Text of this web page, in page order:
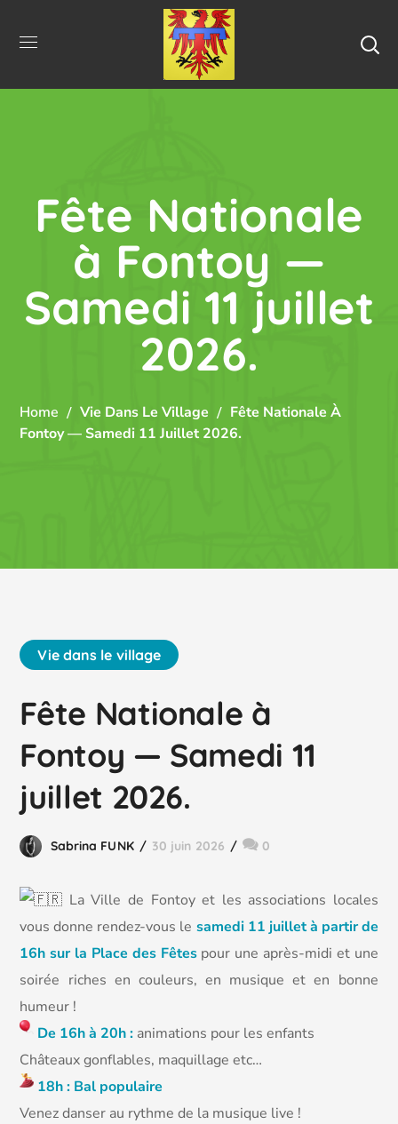
Fête Nationale
à Fontoy —
Samedi 11 juillet
2026.
Home Vie Dans Le Village
Fête Nationale À
Fontoy — Samedi 11 Juillet 2026.
Vie dans le village
Fête Nationale à
Fontoy — Samedi 11
juillet 2026.
Sabrina FUNK 30 juin 2026 0
La Ville de Fontoy et les associations locales
vous donne rendez-vous le samedi 11 juillet à partir de
16h sur la Place des Fêtespour une après-midi et une
soirée riches en couleurs, en musique et en bonne
humeur !
De 16h à 20h : animations pour les enfants
Châteaux gonflables, maquillage etc…
18h : Bal populaire
Venez danser au rythme de la musique live !